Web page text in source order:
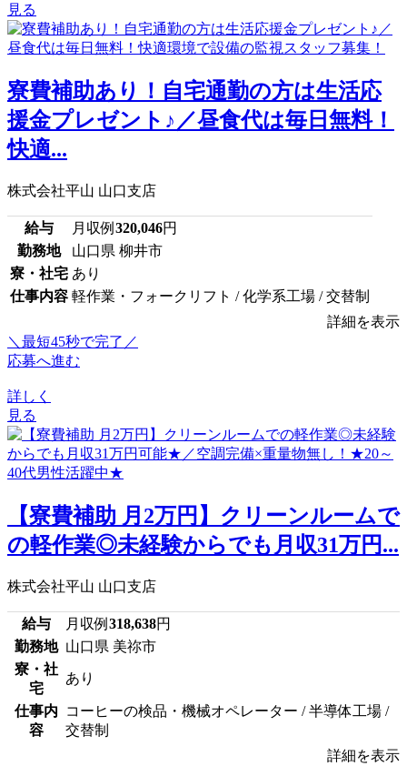
見る
寮費補助あり！自宅通勤の方は生活応
援金プレゼント♪／昼食代は毎日無料！
快適...
株式会社平山 山口支店
給与 月収例 320,046円
勤務地
山口県 柳井市
寮・社宅 あり
仕事内容 軽作業・フォークリフト / 化学系工場 / 交替制
詳細を表示
＼最短45秒で完了／
応募へ進む
詳しく
見る
【寮費補助 月2万円】クリーンルームで
の軽作業◎未経験からでも月収31万円...
株式会社平山 山口支店
給与 月収例 318,638円
勤務地 山口県 美祢市
寮・社
宅
あり
仕事内
容
コーヒーの検品・機械オペレーター / 半導体工場 /
交替制
詳細を表示